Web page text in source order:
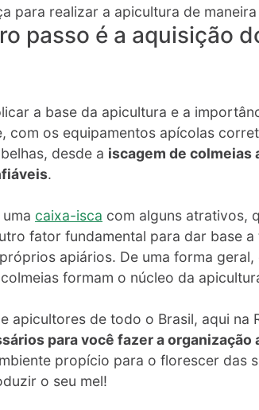
para realizar a apicultura de
passo é a aquisição
a base da apicultura e a
com os equipamentos apícolas
desde a iscagem de colmeias
.
caixa-isca com alguns atrativos,
fator fundamental para dar base
apiários. De uma forma geral,
formam o núcleo da
apicultores de todo o Brasil, aqui na
para você fazer a organização
propício para o florescer das
o seu mel!